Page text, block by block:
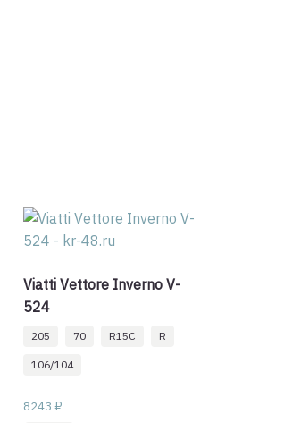
Viatti Vettore Inverno V-
524
205 70 R15C R
106/104
8243₽